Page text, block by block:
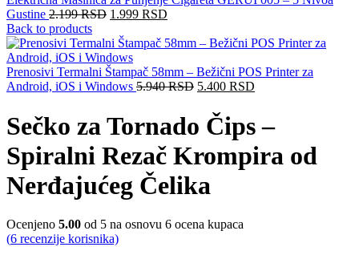
Gustine 2.199RSD 1.999 RSD
Back to products
Prenosivi Termalni Štampač 58mm – Bežični POS Printer za
Android, iOS i Windows 5.940RSD 5.400 RSD
Sečko za Tornado Čips –
Spiralni Rezač Krompira od
Nerđajućeg Čelika
Ocenjeno 5.00 od 5 na osnovu 6 ocena kupaca
(6 recenzije korisnika)